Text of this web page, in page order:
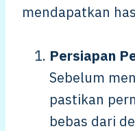
mendapatkan
Persiapan
Sebelum
pastikan
bebas dari